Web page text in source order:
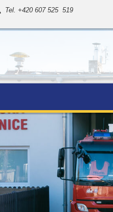
Tel. +420 607 525 519